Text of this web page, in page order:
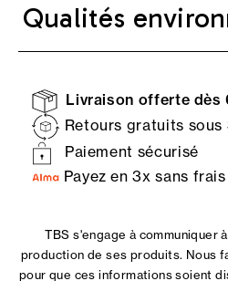
Qualités
Livraison offerte dès
Retours gratuits sous
Paiement sécurisé
Payez en 3x sans
TBS s'engage à communiquer
production de ses produits. Nous
pour que ces informations soient